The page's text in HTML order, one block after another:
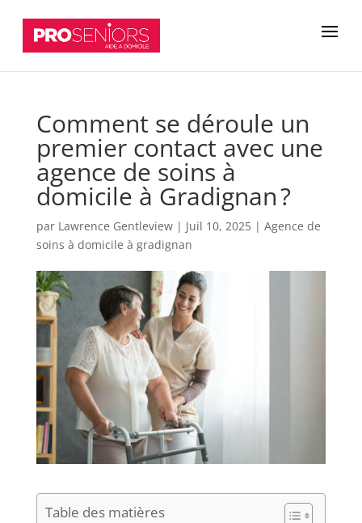
Comment se déroule un
premier contact avec une
agence de soins à
domicile à Gradignan ?
par Lawrence Gentleview| Juil 10, 2025| Agence de
soins à domicile à gradignan
Table des matières